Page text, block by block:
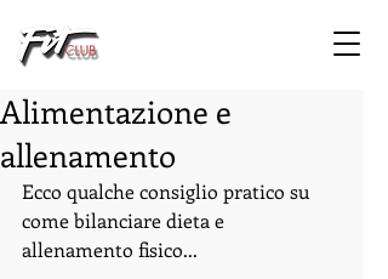
Alimentazione e
allenamento
Ecco qualche consiglio pratico su
come bilanciare dieta e
allenamento fisico...